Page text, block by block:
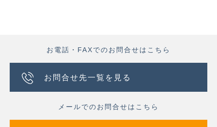
お電話・FAXでのお問合せはこちら
お問合せ先一覧を見る
メールでのお問合せはこちら